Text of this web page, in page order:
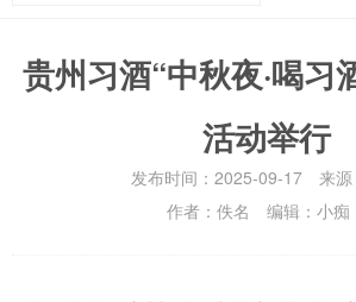
贵州习酒“中秋夜·喝习
活动举行
发布时间：2025-09-17 来源
作者：佚名 编辑：小痴